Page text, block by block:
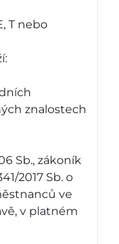
T nebo
znalostech
Sb., zákoník
2017 Sb. o
ve
v platném